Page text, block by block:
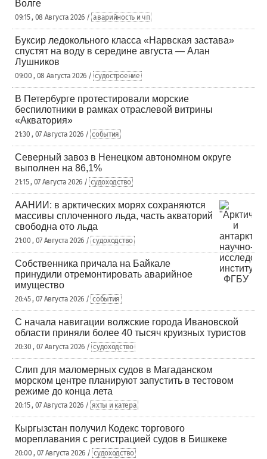
Волге
09:15 , 08 Августа 2026 / аварийность и чп
Буксир ледокольного класса «Нарвская застава»
спустят на воду в середине августа — Алан
Лушников
09:00 , 08 Августа 2026 / судостроение
В Петербурге протестировали морские
беспилотники в рамках отраслевой витрины
«Акватория»
21:30 , 07 Августа 2026 / события
Северный завоз в Ненецком автономном округе
выполнен на 86,1%
21:15 , 07 Августа 2026 / судоходство
ААНИИ: в арктических морях сохраняются
массивы сплоченного льда, часть акваторий
свободна ото льда
21:00 , 07 Августа 2026 / судоходство
Собственника причала на Байкале
принудили отремонтировать аварийное
имущество
20:45 , 07 Августа 2026 / события
С начала навигации волжские города Ивановской
области приняли более 40 тысяч круизных туристов
20:30 , 07 Августа 2026 / судоходство
Слип для маломерных судов в Магаданском
морском центре планируют запустить в тестовом
режиме до конца лета
20:15 , 07 Августа 2026 / яхты и катера
Кыргызстан получил Кодекс торгового
мореплавания с регистрацией судов в Бишкеке
20:00 , 07 Августа 2026 / судоходство